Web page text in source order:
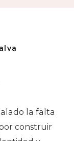
la falta
construir